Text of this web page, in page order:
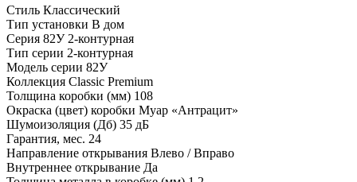
Стиль Классический
Тип установки В дом
Серия 82У 2-контурная
Тип серии 2-контурная
Модель серии 82У
Коллекция Classic Premium
Толщина коробки (мм) 108
Окраска (цвет) коробки Муар «Антрацит»
Шумоизоляция (Дб) 35 дБ
Гарантия, мес. 24
Направление открывания Влево / Вправо
Внутреннее открывание Да